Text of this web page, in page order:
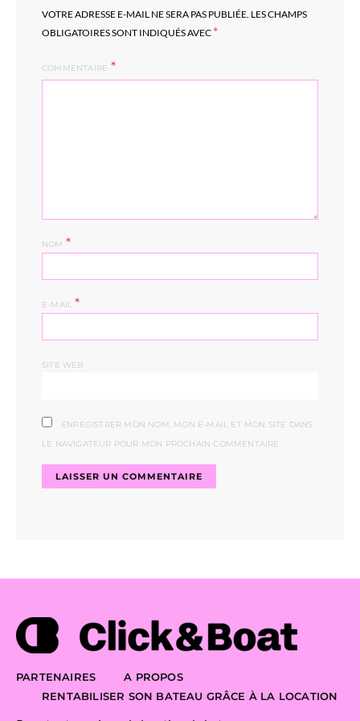
VOTRE ADRESSE E-MAIL NE SERA PAS PUBLIÉE. LES CHAMPS
OBLIGATOIRES SONT INDIQUÉS AVEC *
COMMENTAIRE
NOM *
E-MAIL*
SITE WEB
ENREGISTRER MON NOM, MON E-MAIL ET MON SITE DANS
LE NAVIGATEUR POUR MON PROCHAIN COMMENTAIRE.
PARTENAIRES
A PROPOS
RENTABILISER SON BATEAU GRÂCE À LA LOCATION